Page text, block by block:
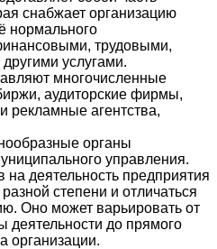
снабжает организацию
нормального
трудовыми,
услугами.
многочисленные
аудиторские фирмы,
рекламные агентства,
органы
управления.
на деятельность предприятия
степени и отличаться
Оно может варьировать от
деятельности до прямого
организации.